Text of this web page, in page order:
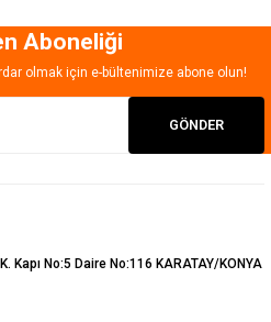
Aboneliği
olmak için e-bültenimize abone olun!
GÖNDER
Kapı No:5 Daire No:116 KARATAY/KONYA